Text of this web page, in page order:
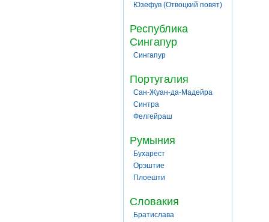
Юзефув (Отвоцкий повят)
Республика
Сингапур
Сингапур
Португалия
Сан-Жуан-да-Мадейра
Синтра
Фелгейраш
Румыния
Бухарест
Орэштие
Плоешти
Словакия
Братислава